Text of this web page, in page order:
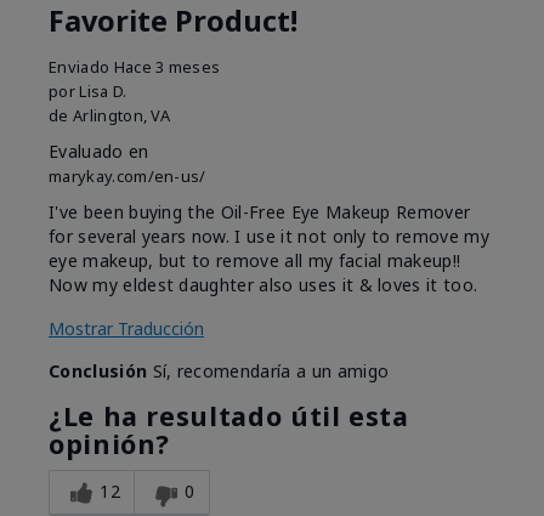
Favorite Product!
Enviado Hace 3 meses
por Lisa D.
de Arlington, VA
Evaluado en
marykay.com/en-us/
I've been buying the Oil-Free Eye Makeup Remover
for several years now. I use it not only to remove my
eye makeup, but to remove all my facial makeup!!
Now my eldest daughter also uses it & loves it too.
Mostrar Traducción
Conclusión Sí, recomendaría a un amigo
¿Le ha resultado útil esta
opinión?
12 0